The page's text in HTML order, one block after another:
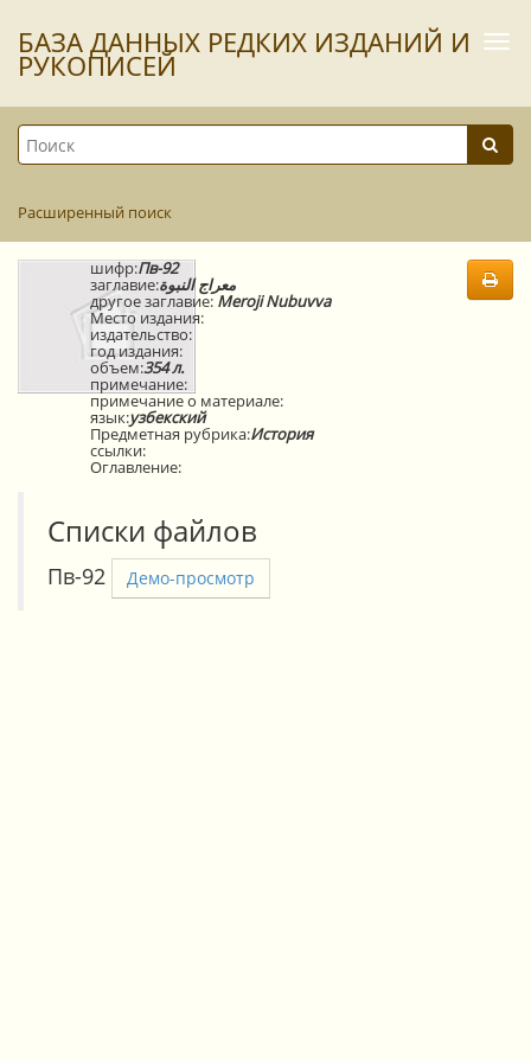
БАЗА ДАННЫХ РЕДКИХ ИЗДАНИЙ И
РУКОПИСЕЙ
Расширенный поиск
шифр:Пв-92
заглавие:معراج النبوة
другое заглавие:Meroji Nubuvva
Место издания:
издательство:
год издания:
объем:354 л.
примечание:
примечание о материале:
язык:узбекский
Предметная рубрика:История
ссылки:
Оглавление:
Списки файлов
Пв-92 Демо-просмотр